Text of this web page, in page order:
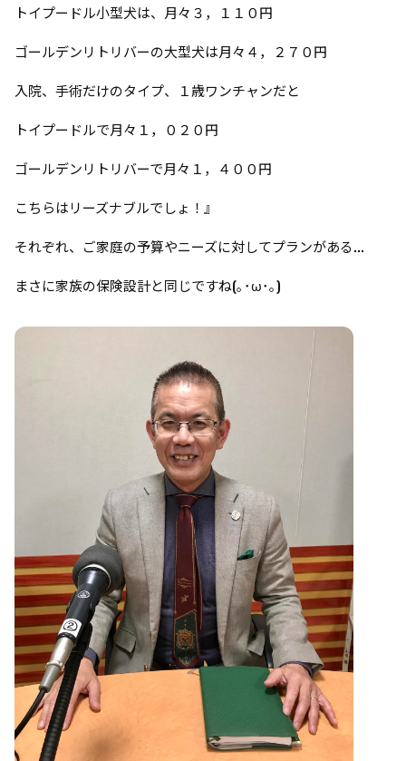
トイプードル小型犬は、月々３，１１０円
ゴールデンリトリバーの大型犬は月々４，２７０円
入院、手術だけのタイプ、１歳ワンチャンだと
トイプードルで月々１，０２０円
ゴールデンリトリバーで月々１，４００円
こちらはリーズナブルでしょ！』
それぞれ、ご家庭の予算やニーズに対してプランがある...
まさに家族の保険設計と同じですね(｡･ω･｡)